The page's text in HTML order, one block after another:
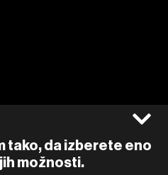
tako, da izberete eno
možnosti.
Instagram